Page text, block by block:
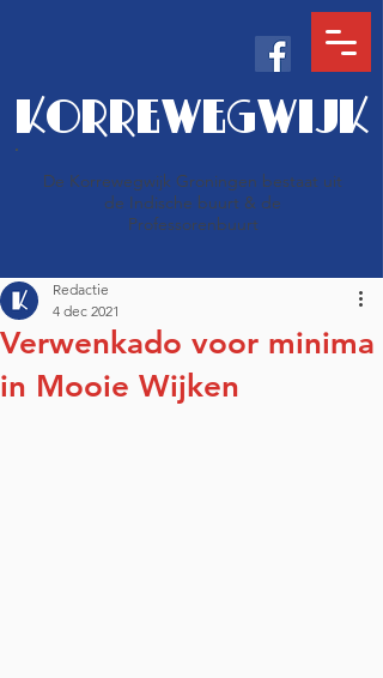
KORREWEGWIJK
De Korrewegwijk Groningen bestaat uit
de Indische buurt & de
Professorenbuurt
Verwenkado voor minima
in Mooie Wijken
Redactie
4 dec 2021